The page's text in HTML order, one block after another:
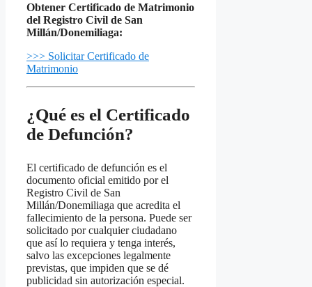
Obtener Certificado de Matrimonio
del Registro Civil de San
Millán/Donemiliaga:
>>> Solicitar Certificado de
Matrimonio
¿Qué es el Certificado
de Defunción?
El certificado de defunción es el
documento oficial emitido por el
Registro Civil de San
Millán/Donemiliaga que acredita el
fallecimiento de la persona. Puede ser
solicitado por cualquier ciudadano
que así lo requiera y tenga interés,
salvo las excepciones legalmente
previstas, que impiden que se dé
publicidad sin autorización especial.